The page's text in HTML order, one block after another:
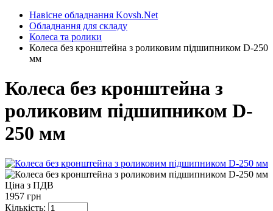
Навісне обладнання Kovsh.Net
Обладнання для складу
Колеса та ролики
Колеса без кронштейна з роликовим підшипником D-250
мм
Колеса без кронштейна з
роликовим підшипником D-
250 мм
Ціна з ПДВ
1957 грн
Кількість: